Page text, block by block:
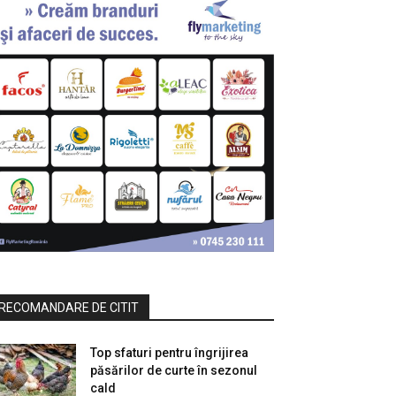
DE CITIT
Top sfaturi pentru îngrijirea
păsărilor de curte în sezonul
cald